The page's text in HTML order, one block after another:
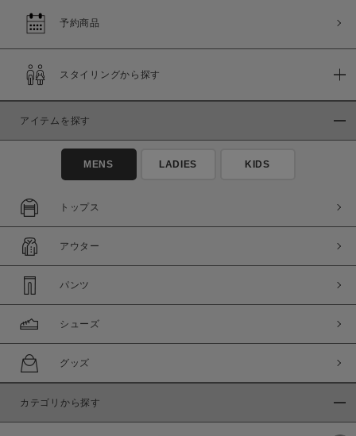
予約商品
スタイリングから探す
アイテムを探す
MENS LADIES KIDS
トップス
アウター
パンツ
シューズ
グッズ
カテゴリから探す